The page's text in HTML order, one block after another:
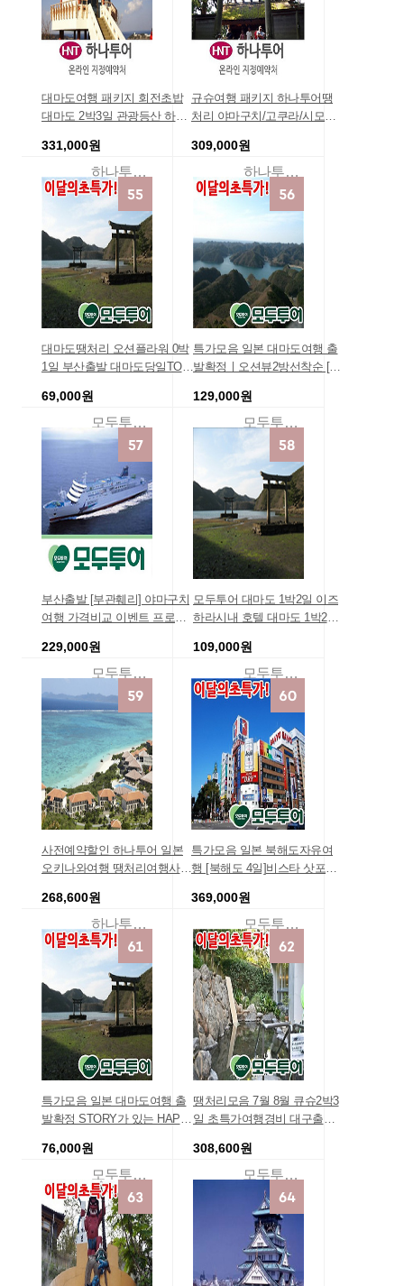
대마도여행 패키지 회전초밥
대마도 2박3일 관광등산 하나
331,000원
하나투어여행상품
규슈여행 패키지 하나투어땡
처리 야마구치/고쿠라/시모노
309,000원
하나투어여행상품
대마도땡처리 오션플라워 0박
1일 부산출발 대마도당일TOU
행 긴급모객 상품 패키지/호텔/
69,000원
모두투어여행
특가모음 일본 대마도여행 출
발확정ㅣ오션뷰2방선착순 [20
션:-)] 펜션호텔숙박+다양한특
전+해산물BBQ/대마도 2일 (히
타IN-히타OUT) [4인실기준]
129,000원
모두투어여행
부산출발 [부관훼리] 야마구치
여행 가격비교 이벤트 프로모
패키지여행사 땡처리 [패키지
229,000원
모두투어땡처리여행
모두투어 대마도 1박2일 이즈
하라시내 호텔 대마도 1박2일
용 일정 코스 일본 온천 경비
해외여행지추천 대마도 땡처
리
109,000원
모두투어땡처리
사전예약할인 하나투어 일본
오키나와여행 땡처리여행사
일, 초파격 특가 일본여행후기
세일 [메리어트호텔]
268,600원
하나투어리더투어
특가모음 일본 북해도자유여
행 [북해도 4일]비스타 삿포로
포함 에어텔 3박4일저렴한 가
족여행 효도여행 홈쇼핑 여행
상품 여행경비견적
369,000원
모두투어여행
특가모음 일본 대마도여행 출
발확정 STORY가 있는 HAPP
어 [중식/가이드동반] (히타IN-
히타OUT) [연합] 패키지 부산
출발 0박1일저렴한 가족여행
76,000원
모두투어여행
땡처리모음 7월 8월 큐슈2박3
일 초특가여행경비 대구출발
행사 후쿠오카 유후인 뱃부 3
일 큐슈패키지 일본관광 큐슈
효도여행 가족여행 여름방학
308,600원
모두투어여행